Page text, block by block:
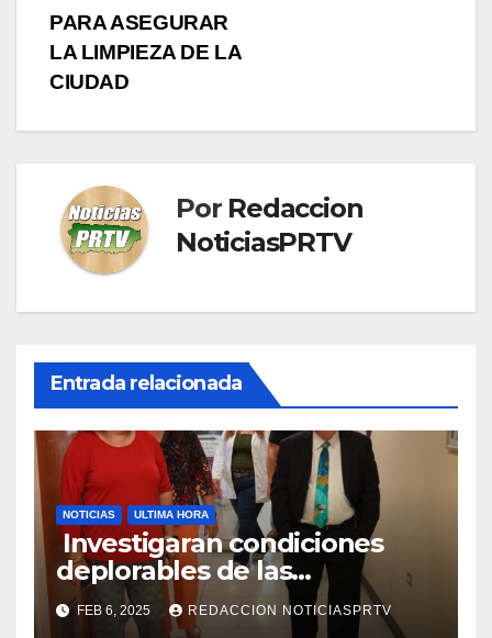
PARA ASEGURAR
LA LIMPIEZA DE LA
CIUDAD
Por Redaccion
NoticiasPRTV
Entrada relacionada
NOTICIAS ULTIMA HORA
Investigaran condiciones
deplorables de las
facilidades el Departamento
de la Salud en Mayagüez
FEB 6, 2025 REDACCION NOTICIASPRTV